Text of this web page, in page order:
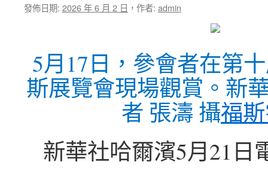
發佈日期: 2026 年 6 月 2 日 ， 作者: admin
5月17日，參會者在第
斯展覽會現場觀賞。新
者 張濤 攝福
新華社哈爾濱5月21日